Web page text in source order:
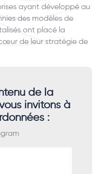
ayant développé au
des modèles de
ont placé la
de leur stratégie de
de la
invitons à
: